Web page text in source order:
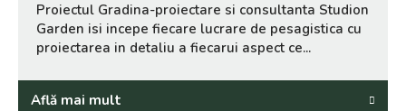
Proiectul Gradina-proiectare si consultanta Studion
Garden isi incepe fiecare lucrare de pesagistica cu
proiectarea in detaliu a fiecarui aspect ce...
Află mai mult